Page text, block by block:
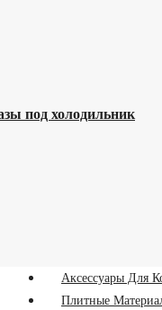
под холодильник
Аксессуары Для
Плитные